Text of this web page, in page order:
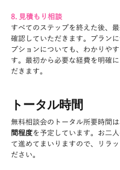
8. 見積もり相談
すべてのステップを終えた後、
確認していただきます。プラン
プションについても、わかりや
す。最初から必要な経費を明確
だきます。
トータル時間
無料相談会のトータル所要時間は
間程度を予定しています。お二
て進めてまいりますので、リラ
ださい。